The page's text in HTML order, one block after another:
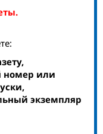
номер или
экземпляр